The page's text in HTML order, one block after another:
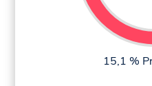
15,1 %